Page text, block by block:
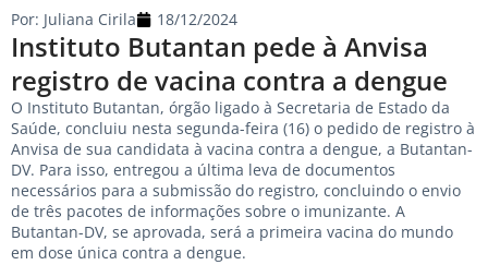
Instituto Butantan pede à Anvisa
registro de vacina contra a dengue
Por: Juliana Cirila 18/12/2024
O Instituto Butantan, órgão ligado à Secretaria de Estado da
Saúde, concluiu nesta segunda-feira (16) o pedido de registro à
Anvisa de sua candidata à vacina contra a dengue, a Butantan-
DV. Para isso, entregou a última leva de documentos
necessários para a submissão do registro, concluindo o envio
de três pacotes de informações sobre o imunizante. A
Butantan-DV, se aprovada, será a primeira vacina do mundo
em dose única contra a dengue.